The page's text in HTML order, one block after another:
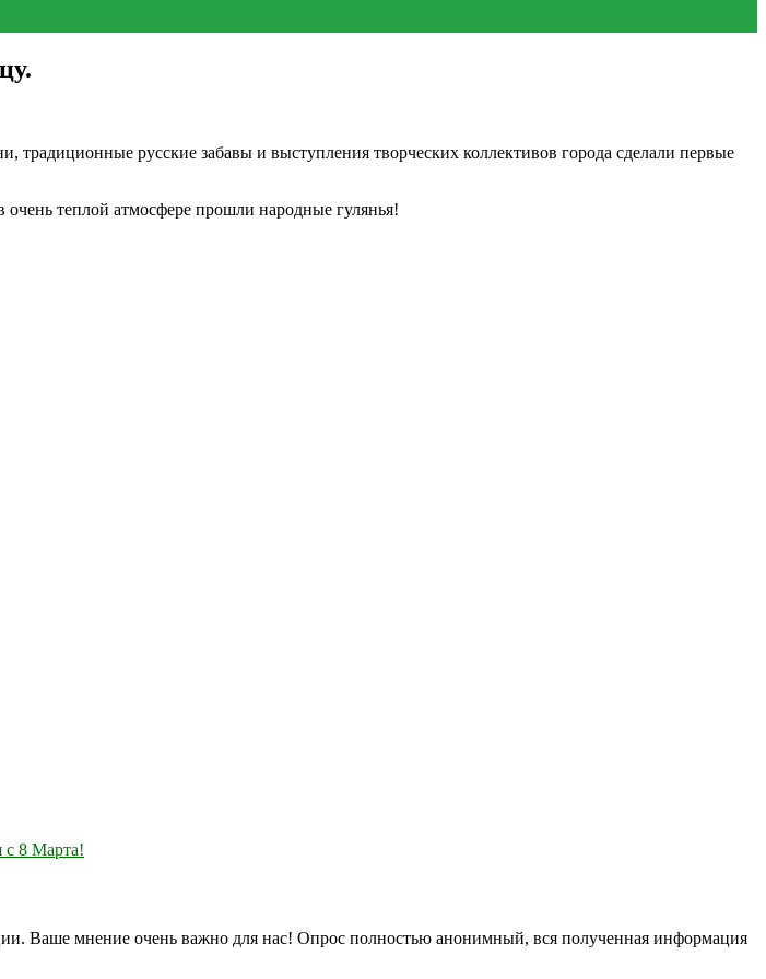
русские забавы и выступления творческих коллективов города сделали первые
теплой атмосфере прошли народные гулянья!
с 8 Марта!
Ваше мнение очень важно для нас! Опрос полностью анонимный, вся полученная информация